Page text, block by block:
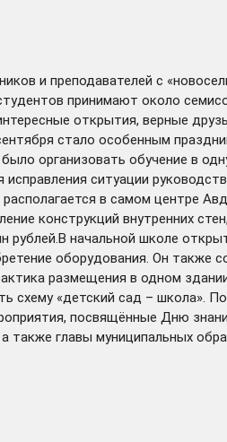
и преподавателей с
принимают около
открытия, верные
стало особенным
организовать обучение в
ситуации
в самом центре
конструкций внутренних
начальной школе
оборудования. Он также
размещения в одном
«детский сад – школа».
посвящённые Дню
также главы муниципальных